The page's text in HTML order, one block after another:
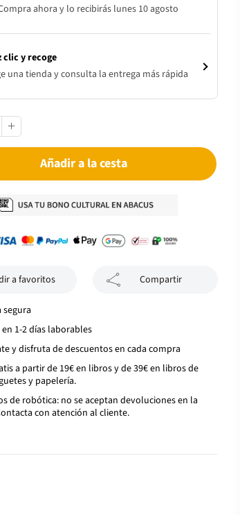
ahora y lo recibirás lunes 10 agosto
clic y recoge
una tienda y consulta la entrega más rápida
Añadir a la cesta
a favoritos Compartir
segura
en 1-2 días laborables
y disfruta de descuentos en cada compra
a partir de 19€ en libros y de 39€ en libros de
y papelería.
de robótica: no se aceptan devoluciones en la
con atención al cliente.